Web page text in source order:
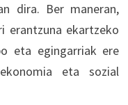
dira. Ber maneran,
erantzuna ekartzeko
eta egingarriak ere
eta sozial